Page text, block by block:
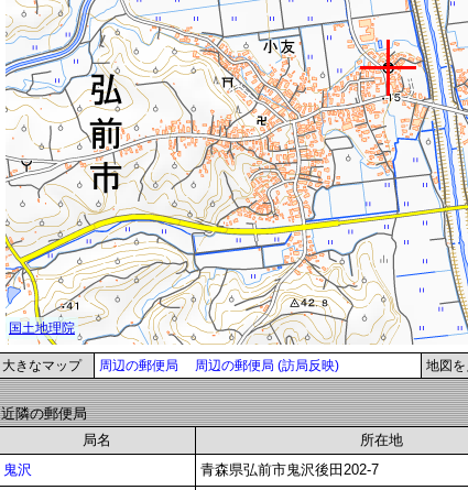
大きなマップ 周辺の郵便局 周辺の郵便局 (訪局反映) 地図
近隣の郵便局
局名
所在地
鬼沢
青森県弘前市鬼沢後田202-7